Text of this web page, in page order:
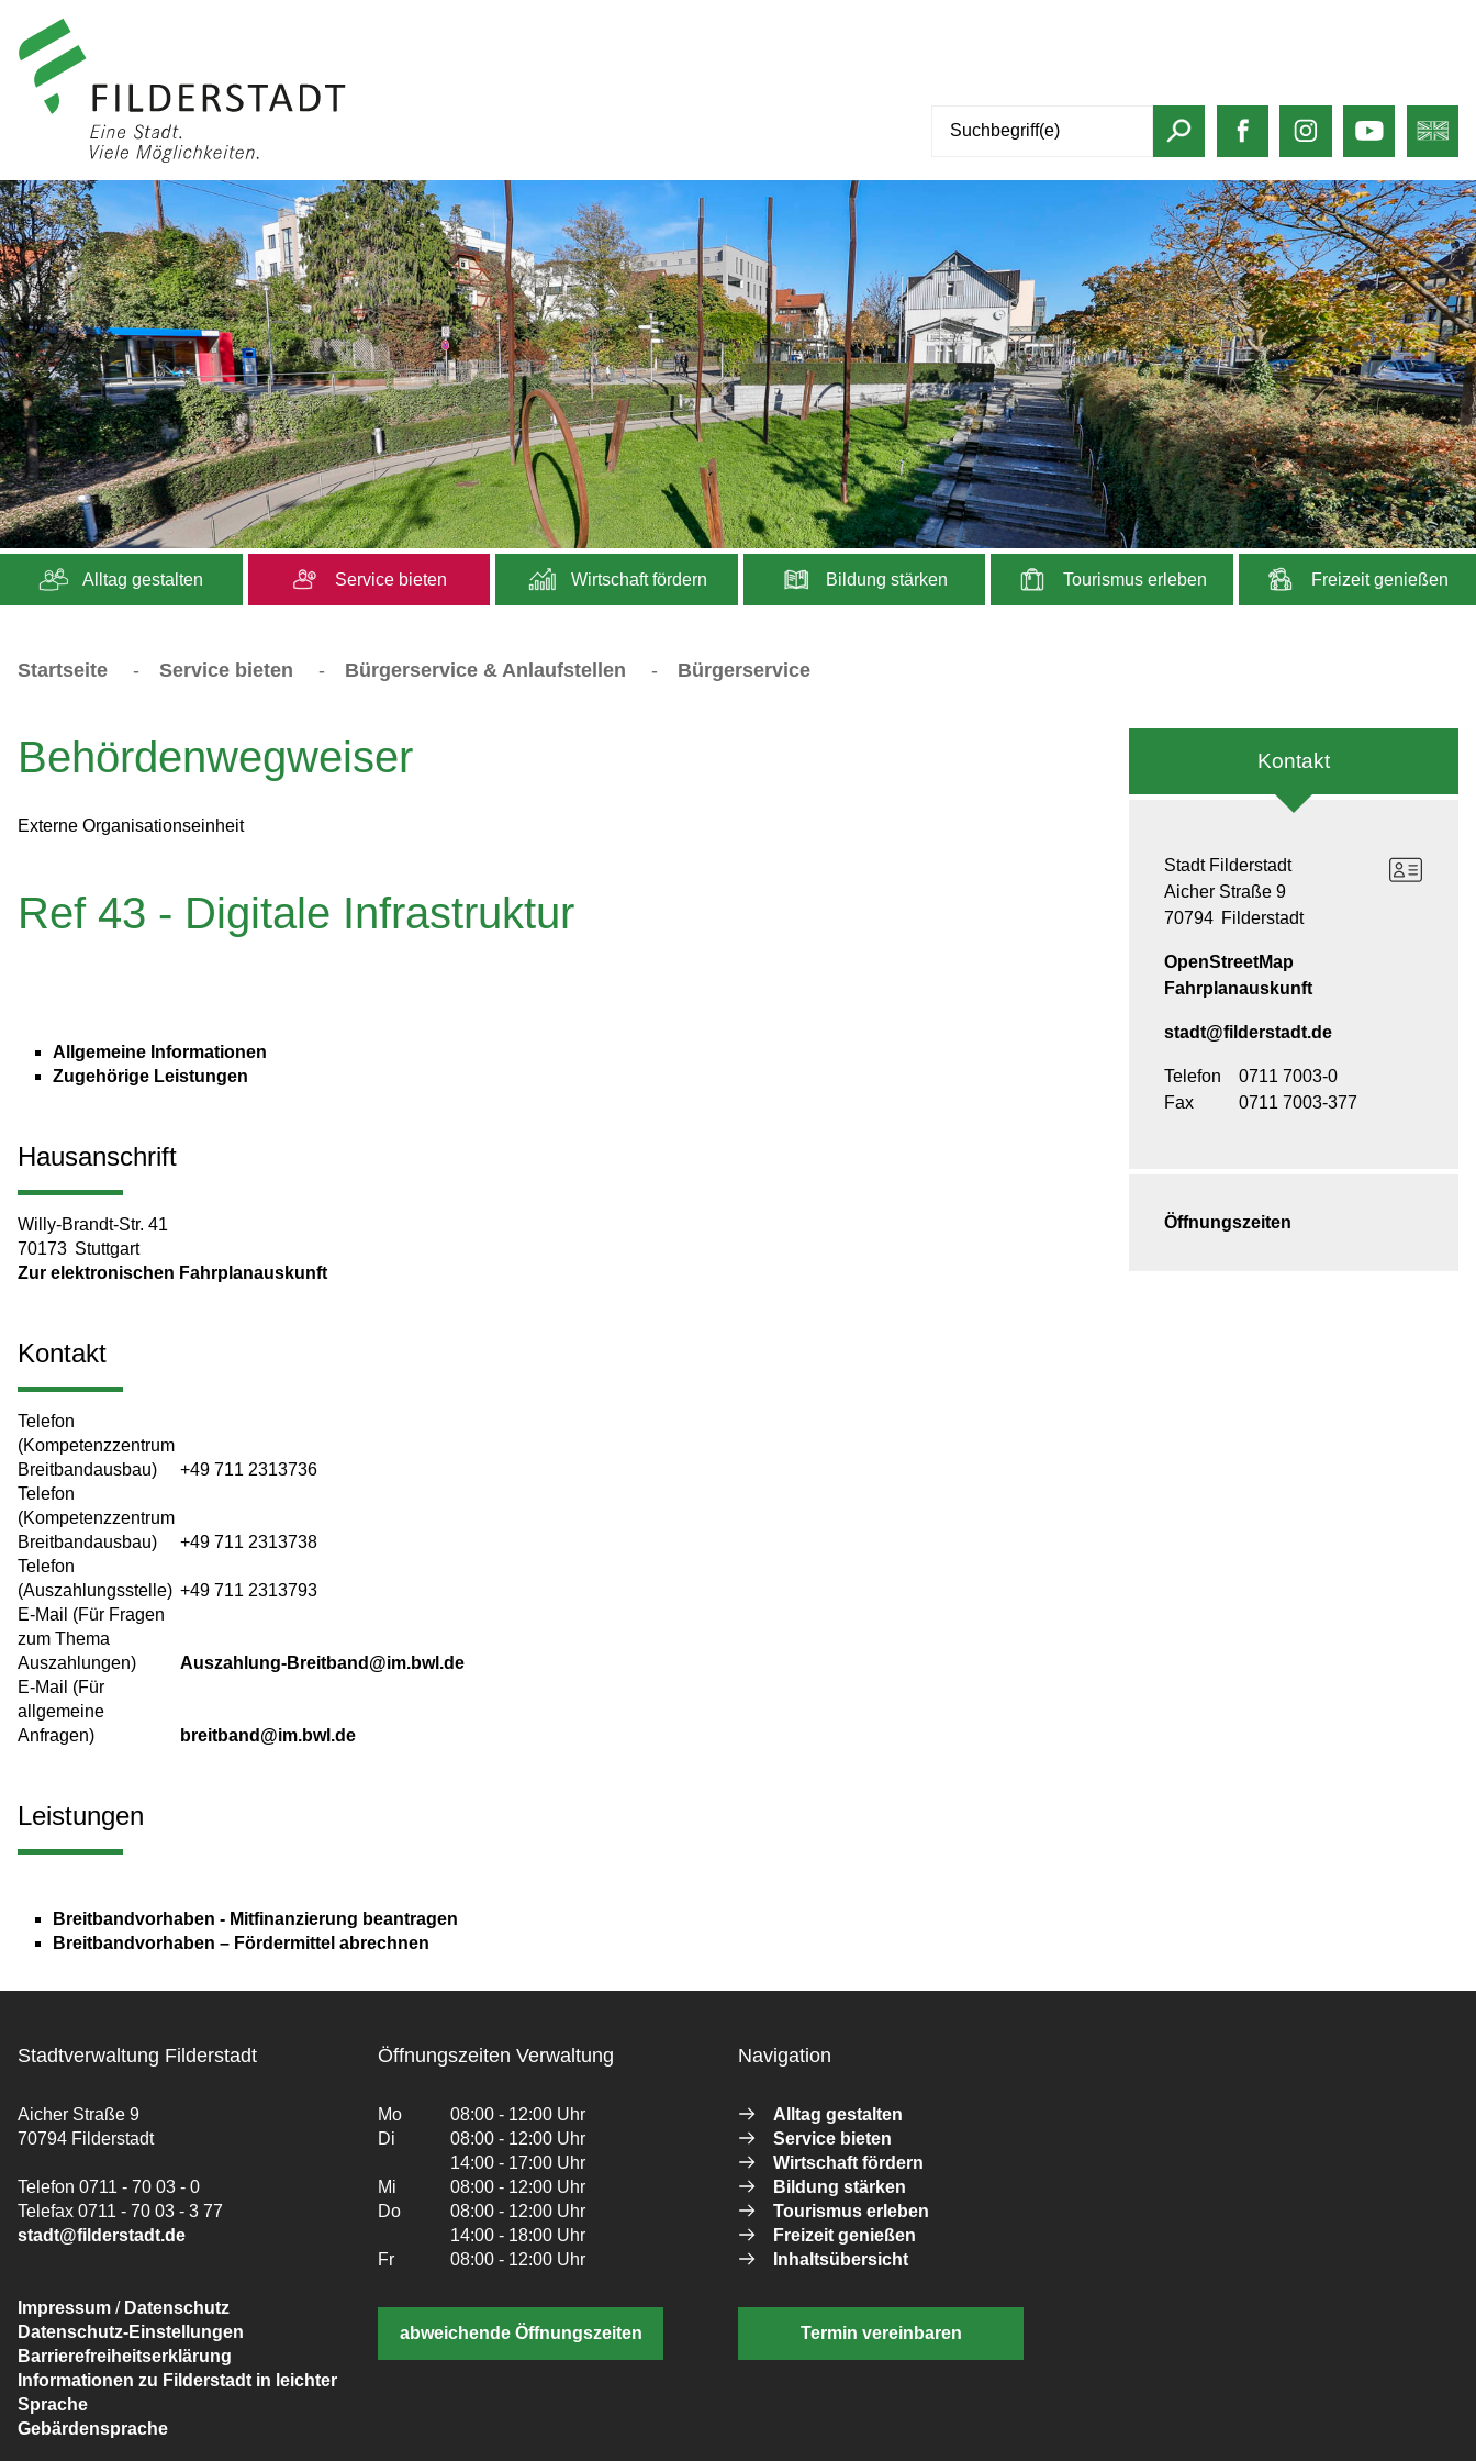
Alltag gestalten Service bieten Wirtschaft fördern Bildung stärken Tourismus erleben Freizeit genießen
Startseite - Service bieten - Bürgerservice & Anlaufstellen - Bürgerservice
Behördenwegweiser
Externe Organisationseinheit
Ref 43 - Digitale Infrastruktur
Allgemeine Informationen
Zugehörige Leistungen
Hausanschrift
Willy-Brandt-Str. 41
70173 Stuttgart
Zur elektronischen Fahrplanauskunft
Kontakt
Telefon
(Kompetenzzentrum
Breitbandausbau)
+49 711 2313736
Telefon
(Kompetenzzentrum
Breitbandausbau)
+49 711 2313738
Telefon
(Auszahlungsstelle) +49 711 2313793
E-Mail (Für Fragen
zum Thema
Auszahlungen)
Auszahlung-Breitband@im.bwl.de
E-Mail (Für
allgemeine
Anfragen)
breitband@im.bwl.de
Leistungen
Breitbandvorhaben - Mitfinanzierung beantragen
Breitbandvorhaben – Fördermittel abrechnen
Kontakt
Stadt Filderstadt
Aicher Straße 9
70794 Filderstadt
OpenStreetMap
Fahrplanauskunft
stadt@filderstadt.de
Telefon
0711 7003-0
Fax
0711 7003-377
Öffnungszeiten
Stadtverwaltung Filderstadt
Aicher Straße 9
70794 Filderstadt
Telefon 0711 - 70 03 - 0
Telefax 0711 - 70 03 - 3 77
stadt@filderstadt.de
Impressum / Datenschutz
Datenschutz-Einstellungen
Barrierefreiheitserklärung
Informationen zu Filderstadt in leichter
Sprache
Gebärdensprache
Öffnungszeiten Verwaltung
Mo
08:00 - 12:00 Uhr
Di
08:00 - 12:00 Uhr
14:00 - 17:00 Uhr
Mi
08:00 - 12:00 Uhr
Do
08:00 - 12:00 Uhr
14:00 - 18:00 Uhr
Fr
08:00 - 12:00 Uhr
abweichende Öffnungszeiten
Navigation
Alltag gestalten
Service bieten
Wirtschaft fördern
Bildung stärken
Tourismus erleben
Freizeit genießen
Inhaltsübersicht
Termin vereinbaren